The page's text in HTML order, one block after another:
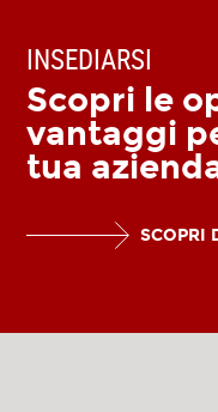
INSEDIARSI
Scopri le
vantaggi
tua
SCOPRI